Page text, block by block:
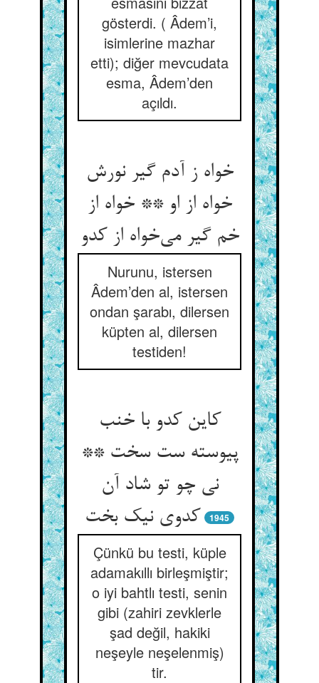
gösterdi. ( Âdem’i,
isimlerine mazhar
etti); diğer mevcudata
esma, Âdem’den
açıldı.
خواه ز آدم گیر نورش
خواه از او ** خواه از
خم گیر می‌‌خواه از کدو
Nurunu, istersen
Âdem’den al, istersen
ondan şarabı, dilersen
küpten al, dilersen
testiden!
کاین کدو با خنب
پیوسته ست سخت **
نی چو تو شاد آن
1945
Çünkü bu testi, küple
adamakıllı birleşmiştir;
o iyi bahtlı testi, senin
gibi (zahiri zevklerle
şad değil, hakiki
neşeyle neşelenmiş)
tir.